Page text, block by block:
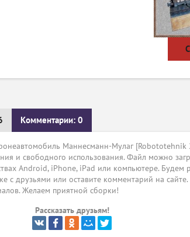
Комментарии: 0
Маннесманн-Мулаг [Robototehnik
и свободного использования. Файл можно
Android, iPhone, iPad или компьютере. Будем
с друзьями или оставите комментарий на
Желаем приятной сборки!
Рассказать друзьям!